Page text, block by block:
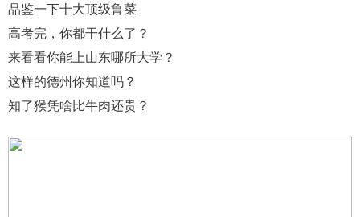
品鉴一下十大顶级鲁菜
高考完，你都干什么了？
来看看你能上山东哪所大学？
这样的德州你知道吗？
知了猴凭啥比牛肉还贵？